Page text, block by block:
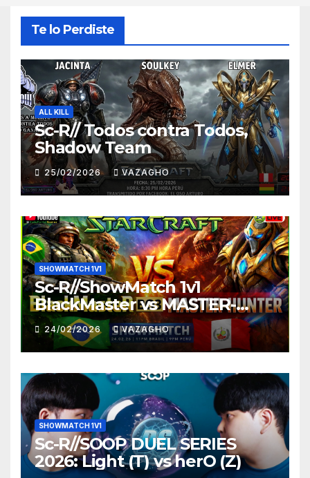
Te lo Perdiste
ALL KILL
Sc-R// Todos contra Todos,
Shadow Team
25/02/2026 VAZAGHO
SHOWMATCH 1V1
Sc-R//ShowMatch 1v1
BlackMaster vs MASTER-
HUNTER
24/02/2026 VAZAGHO
SHOWMATCH 1V1
Sc-R//SOOP DUEL SERIES
2026: Light (T) vs herO (Z)